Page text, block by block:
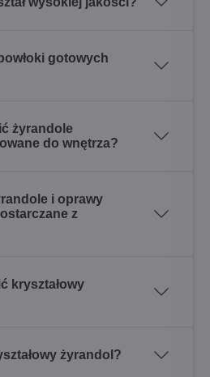
gotowych
żyrandole
do wnętrza?
i oprawy
z
kryształowy
żyrandol?